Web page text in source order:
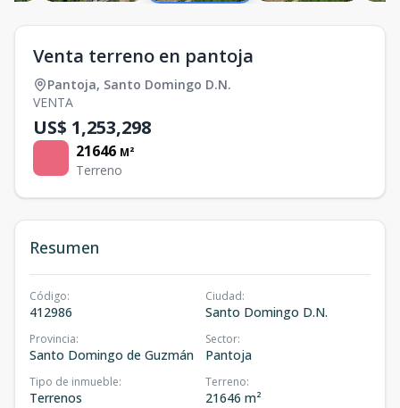
Venta terreno en pantoja
Pantoja, Santo Domingo D.N.
VENTA
US$ 1,253,298
21646 M²
Terreno
Resumen
Código:
412986
Ciudad:
Santo Domingo D.N.
Provincia:
Santo Domingo de Guzmán
Sector:
Pantoja
Tipo de inmueble:
Terrenos
Terreno:
21646 m²